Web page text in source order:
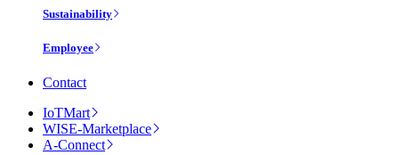
Sustainability
Employee
Contact
IoTMart
WISE-Marketplace
A-Connect